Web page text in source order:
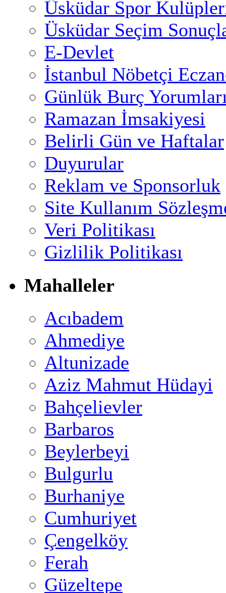
Üsküdar Spor
Üsküdar Seçim
E-Devlet
İstanbul Nöbetçi
Günlük Burç
Ramazan İmsakiyesi
Belirli Gün ve Haftalar
Duyurular
Reklam ve Sponsorluk
Site Kullanım
Veri Politikası
Gizlilik Politikası
Mahalleler
Acıbadem
Ahmediye
Altunizade
Aziz Mahmut Hüdayi
Bahçelievler
Barbaros
Beylerbeyi
Bulgurlu
Burhaniye
Cumhuriyet
Çengelköy
Ferah
Güzeltepe